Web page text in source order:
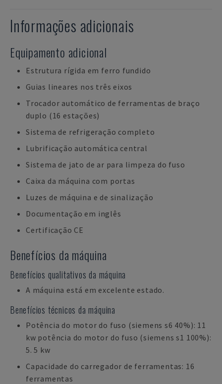
Informações adicionais
Equipamento adicional
Estrutura rígida em ferro fundido
Guias lineares nos três eixos
Trocador automático de ferramentas de braço
duplo (16 estações)
Sistema de refrigeração completo
Lubrificação automática central
Sistema de jato de ar para limpeza do fuso
Caixa da máquina com portas
Luzes de máquina e de sinalização
Documentação em inglês
Certificação CE
Benefícios da máquina
Benefícios qualitativos da máquina
A máquina está em excelente estado.
Benefícios técnicos da máquina
Potência do motor do fuso (siemens s6 40%): 11
kw potência do motor do fuso (siemens s1 100%):
5. 5 kw
Capacidade do carregador de ferramentas: 16
ferramentas